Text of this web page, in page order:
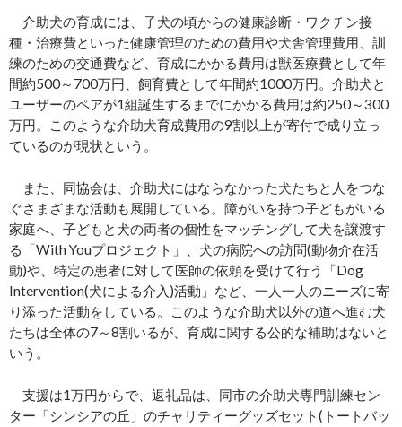
介助犬の育成には、子犬の頃からの健康診断・ワクチン接
種・治療費といった健康管理のための費用や犬舎管理費用、訓
練のための交通費など、育成にかかる費用は獣医療費として年
間約500～700万円、飼育費として年間約1000万円。介助犬と
ユーザーのペアが1組誕生するまでにかかる費用は約250～300
万円。このような介助犬育成費用の9割以上が寄付で成り立っ
ているのが現状という。
また、同協会は、介助犬にはならなかった犬たちと人をつな
ぐさまざまな活動も展開している。障がいを持つ子どもがいる
家庭へ、子どもと犬の両者の個性をマッチングして犬を譲渡す
る「With Youプロジェクト」、犬の病院への訪問(動物介在活
動)や、特定の患者に対して医師の依頼を受けて行う「Dog
Intervention(犬による介入)活動」など、一人一人のニーズに寄
り添った活動をしている。このような介助犬以外の道へ進む犬
たちは全体の7～8割いるが、育成に関する公的な補助はないと
いう。
支援は1万円からで、返礼品は、同市の介助犬専門訓練セン
ター「シンシアの丘」のチャリティーグッズセット(トートバッ